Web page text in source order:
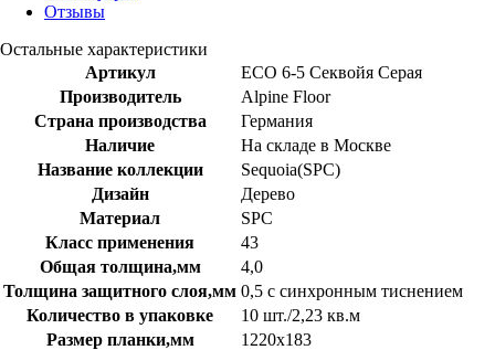
Отзывы
Остальные характеристики
Артикул
ЕСО 6-5 Секвойя Серая
Производитель
Alpine Floor
Страна производства
Германия
Наличие
На складе в Москве
Название коллекции
Sequoia(SPC)
Дизайн
Дерево
Материал
SPC
Класс применения
43
Общая толщина,мм
4,0
Толщина защитного слоя,мм 0,5 с синхронным тиснением
Количество в упаковке
10 шт./2,23 кв.м
Размер планки,мм
1220х183